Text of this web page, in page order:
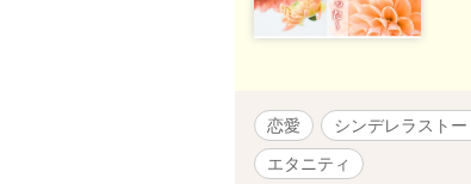
恋愛 シンデレラストー
エタニティ